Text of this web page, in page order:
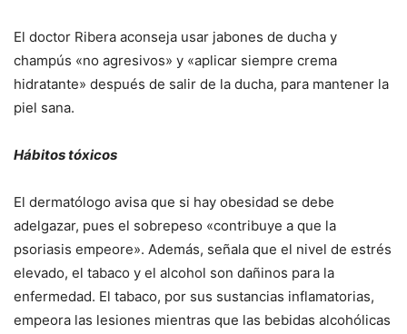
El doctor Ribera aconseja usar jabones de ducha y
champús «no agresivos» y «aplicar siempre crema
hidratante» después de salir de la ducha, para mantener la
piel sana.
Hábitos tóxicos
El dermatólogo avisa que si hay obesidad se debe
adelgazar, pues el sobrepeso «contribuye a que la
psoriasis empeore». Además, señala que el nivel de estrés
elevado, el tabaco y el alcohol son dañinos para la
enfermedad. El tabaco, por sus sustancias inflamatorias,
empeora las lesiones mientras que las bebidas alcohólicas